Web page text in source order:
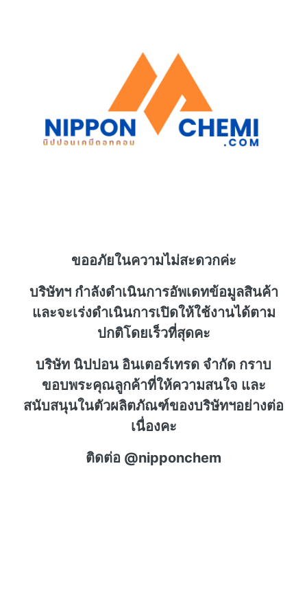
ขออภัยในความไม่สะดวกค่ะ
บริษัทฯ กำลังดำเนินการอัพเดทข้อมูลสินค้า
และจะเร่งดำเนินการเปิดให้ใช้งานได้ตาม
ปกติโดยเร็วที่สุดคะ
บริษัท นิปปอน อินเตอร์เทรด จำกัด กราบ
ขอบพระคุณลูกค้าที่ให้ความสนใจ และ
สนับสนุนในตัวผลิตภัณฑ์ของบริษัทฯอย่างต่อ
เนื่องคะ
ติดต่อ @nipponchem